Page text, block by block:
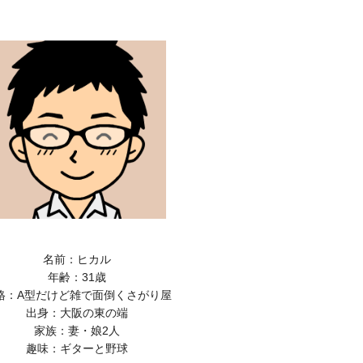
名前：ヒカル
年齢：31歳
：A型だけど雑で面倒くさがり屋
出身：大阪の東の端
家族：妻・娘2人
趣味：ギターと野球